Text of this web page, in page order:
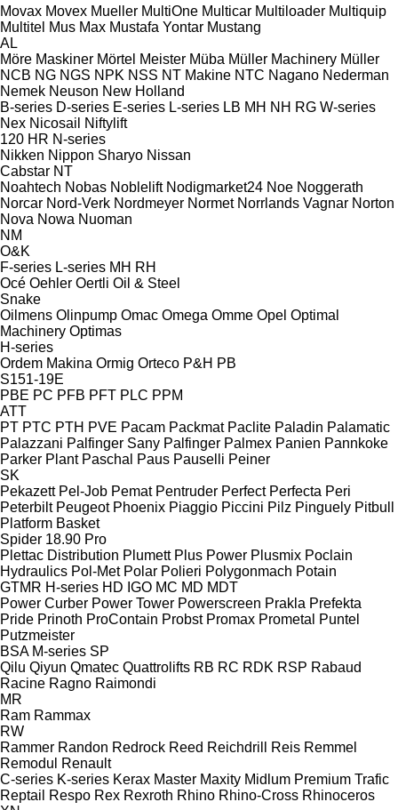
Movax Movex Mueller MultiOne Multicar Multiloader Multiquip
Multitel Mus Max Mustafa Yontar Mustang
AL
Möre Maskiner Mörtel Meister Müba Müller Machinery Müller
NCB NG NGS NPK NSS NT Makine NTC Nagano Nederman
Nemek Neuson New Holland
B-series D-series E-series L-series LB MH NH RG W-series
Nex Nicosail
Niftylift
120 HR N-series
Nikken Nippon Sharyo Nissan
Cabstar NT
Noahtech Nobas Noblelift Nodigmarket24 Noe Noggerath
Norcar Nord-Verk Nordmeyer Normet Norrlands Vagnar Norton
Nova Nowa Nuoman
NM
O&K
F-series L-series MH RH
Océ Oehler Oertli Oil & Steel
Snake
Oilmens Olinpump Omac Omega Omme Opel Optimal
Machinery Optimas
H-series
Ordem Makina Ormig Orteco P&H PB
S151-19E
PBE PC PFB PFT PLC PPM
ATT
PT PTC PTH PVE Pacam Packmat Paclite Paladin Palamatic
Palazzani Palfinger Sany Palfinger Palmex Panien Pannkoke
Parker Plant Paschal Paus Pauselli Peiner
SK
Pekazett Pel-Job Pemat Pentruder Perfect Perfecta Peri
Peterbilt Peugeot Phoenix Piaggio Piccini Pilz Pinguely Pitbull
Platform Basket
Spider 18.90 Pro
Plettac Distribution Plumett Plus Power Plusmix Poclain
Hydraulics Pol-Met Polar Polieri Polygonmach Potain
GTMR H-series HD IGO MC MD MDT
Power Curber Power Tower Powerscreen Prakla Prefekta
Pride Prinoth ProContain Probst Promax Prometal
Puntel
Putzmeister
BSA M-series SP
Qilu Qiyun Qmatec Quattrolifts RB RC RDK RSP Rabaud
Racine Ragno Raimondi
MR
Ram Rammax
RW
Rammer Randon Redrock Reed Reichdrill Reis Remmel
Remodul
Renault
C-series K-series Kerax Master Maxity Midlum Premium Trafic
Reptail
Respo Rex Rexroth Rhino Rhino-Cross Rhinoceros